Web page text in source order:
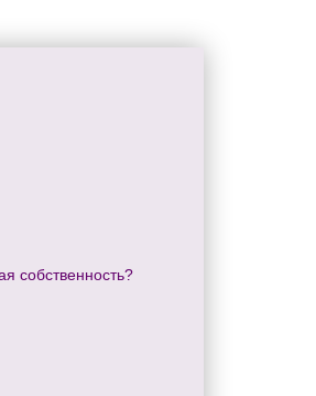
собственность?